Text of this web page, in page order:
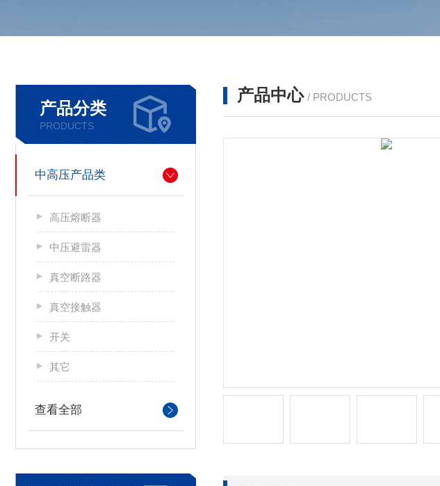
产品分类
PRODUCTS
中高压产品类
高压熔断器
中压避雷器
真空断路器
真空接触器
开关
其它
查看全部
产品中心 / PRODUCTS